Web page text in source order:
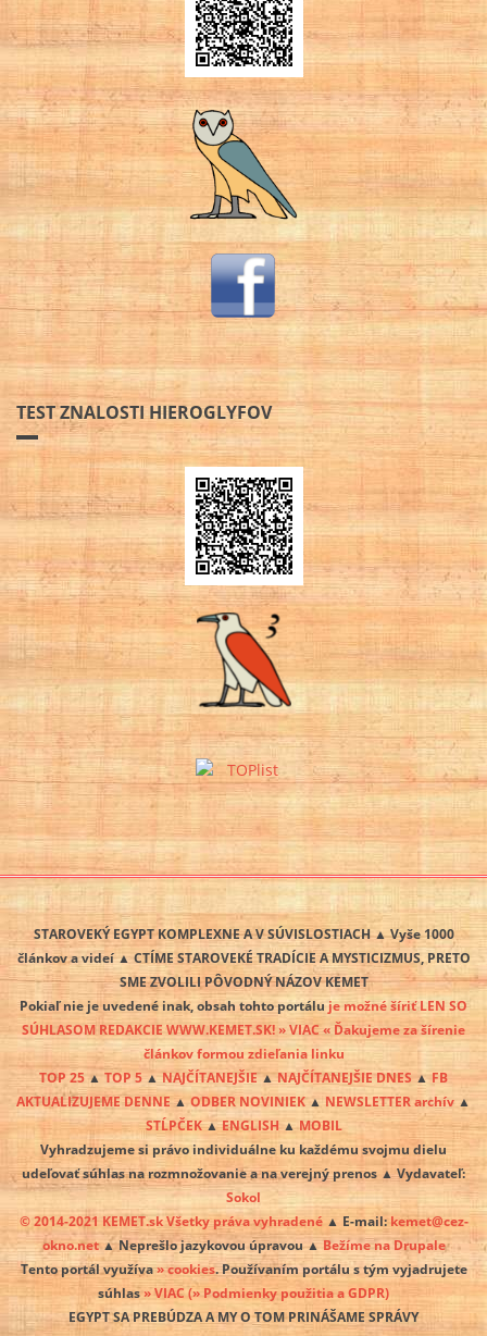
TEST ZNALOSTI HIEROGLYFOV
STAROVEKÝ EGYPT KOMPLEXNE A V SÚVISLOSTIACH ▲ Vyše 1000
článkov a videí ▲ CTÍME STAROVEKÉ TRADÍCIE A MYSTICIZMUS, PRETO
SME ZVOLILI PÔVODNÝ NÁZOV KEMET
Pokiaľ nie je uvedené inak, obsah tohto portálu je možné šíriť LEN SO
SÚHLASOM REDAKCIE WWW.KEMET.SK! » VIAC « Ďakujeme za šírenie
článkov formou zdieľania linku
TOP 25 ▲ TOP 5▲NAJČÍTANEJŠIE▲NAJČÍTANEJŠIE DNES ▲FB
AKTUALIZUJEME DENNE▲ODBER NOVINIEK▲ NEWSLETTER archív ▲
STĹPČEK▲ENGLISH▲MOBIL
Vyhradzujeme si právo individuálne ku každému svojmu dielu
udeľovať súhlas na rozmnožovanie a na verejný prenos ▲ Vydavateľ:
Sokol
© 2014-2021 KEMET.sk Všetky práva vyhradené▲ E-mail: kemet@cez-
okno.net▲ Neprešlo jazykovou úpravou ▲ Bežíme na Drupale
Tento portál využíva» cookies. Používaním portálu s tým vyjadrujete
súhlas» VIAC(» Podmienky použitia a GDPR)
EGYPT SA PREBÚDZA A MY O TOM PRINÁŠAME SPRÁVY